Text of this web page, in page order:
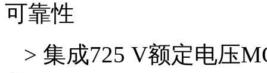
可靠性
> 集成725 V额定电压